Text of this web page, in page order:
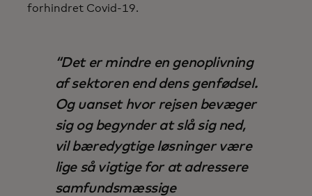
forhindret Covid-19.
Det er mindre en genoplivning
af sektoren end dens genfødsel.
Og uanset hvor rejsen bevæger
sig og begynder at slå sig ned,
vil bæredygtige løsninger være
lige så vigtige for at adressere
samfundsmæssige